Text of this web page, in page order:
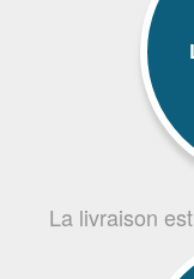
La livraison